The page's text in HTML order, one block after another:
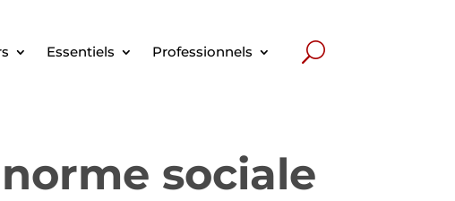
Essentiels Professionnels
sociale